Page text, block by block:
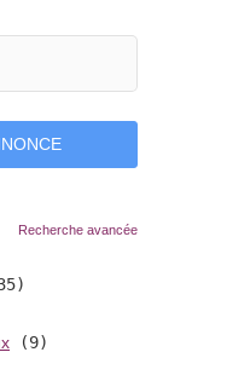
Recherche avancée
(9)